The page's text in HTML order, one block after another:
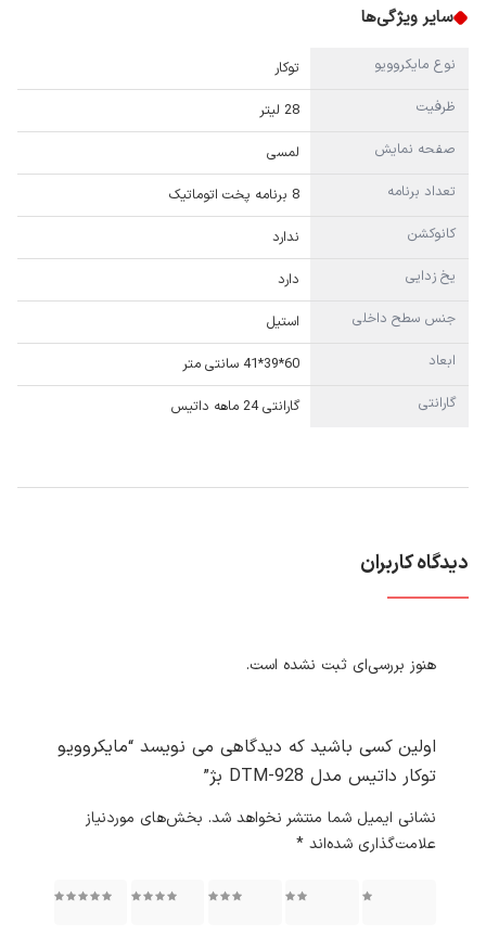
سایر ویژگی‌ها
نوع مایکروویو
توکار
ظرفیت
28 لیتر
صفحه نمایش
لمسی
تعداد برنامه
8 برنامه پخت اتوماتیک
کانوکشن
ندارد
یخ زدایی
دارد
جنس سطح داخلی
استیل
ابعاد
60*39*41 سانتی متر
گارانتی
گارانتی 24 ماهه داتیس
دیدگاه کاربران
هنوز بررسی‌ای ثبت نشده است.
اولین کسی باشید که دیدگاهی می نویسد “مایکروویو
توکار داتیس مدل DTM-928 بژ”
نشانی ایمیل شما منتشر نخواهد شد. بخش‌های موردنیاز
علامت‌گذاری شده‌اند *
۳ از ۵ ۴ از ۵ ۵ از ۵